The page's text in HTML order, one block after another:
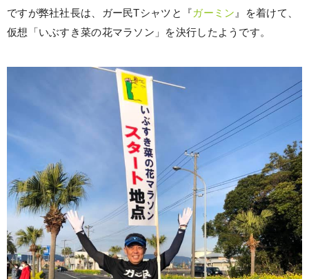
ですが弊社社長は、ガー民Tシャツと『ガーミン 』を着けて、
仮想「いぶすき菜の花マラソン」を決行したようです。